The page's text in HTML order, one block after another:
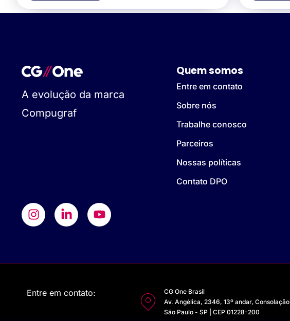
A evolução da marca
Compugraf
Quem somos
Entre em contato
Sobre nós
Trabalhe conosco
Parceiros
Nossas políticas
Contato DPO
Entre em contato:
CG One Brasil
Av. Angélica, 2346, 13º andar, Consolação
São Paulo - SP | CEP 01228-200